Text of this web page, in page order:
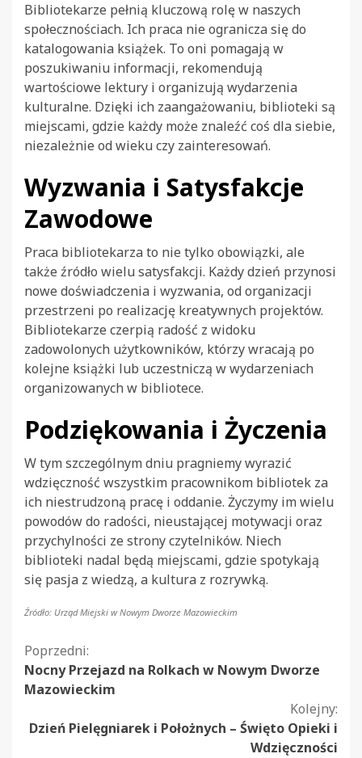
Bibliotekarze pełnią kluczową rolę w naszych
społecznościach. Ich praca nie ogranicza się do
katalogowania książek. To oni pomagają w
poszukiwaniu informacji, rekomendują
wartościowe lektury i organizują wydarzenia
kulturalne. Dzięki ich zaangażowaniu, biblioteki są
miejscami, gdzie każdy może znaleźć coś dla siebie,
niezależnie od wieku czy zainteresowań.
Wyzwania i Satysfakcje
Zawodowe
Praca bibliotekarza to nie tylko obowiązki, ale
także źródło wielu satysfakcji. Każdy dzień przynosi
nowe doświadczenia i wyzwania, od organizacji
przestrzeni po realizację kreatywnych projektów.
Bibliotekarze czerpią radość z widoku
zadowolonych użytkowników, którzy wracają po
kolejne książki lub uczestniczą w wydarzeniach
organizowanych w bibliotece.
Podziękowania i Życzenia
W tym szczególnym dniu pragniemy wyrazić
wdzięczność wszystkim pracownikom bibliotek za
ich niestrudzoną pracę i oddanie. Życzymy im wielu
powodów do radości, nieustającej motywacji oraz
przychylności ze strony czytelników. Niech
biblioteki nadal będą miejscami, gdzie spotykają
się pasja z wiedzą, a kultura z rozrywką.
Źródło: Urząd Miejski w Nowym Dworze Mazowieckim
Kontynuuj
czytanie
Poprzedni:
Nocny Przejazd na Rolkach w Nowym Dworze
Mazowieckim
Kolejny:
Dzień Pielęgniarek i Położnych – Święto Opieki i
Wdzięczności